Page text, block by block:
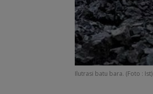
Ilutrasi batu bara. (Foto : Ist)